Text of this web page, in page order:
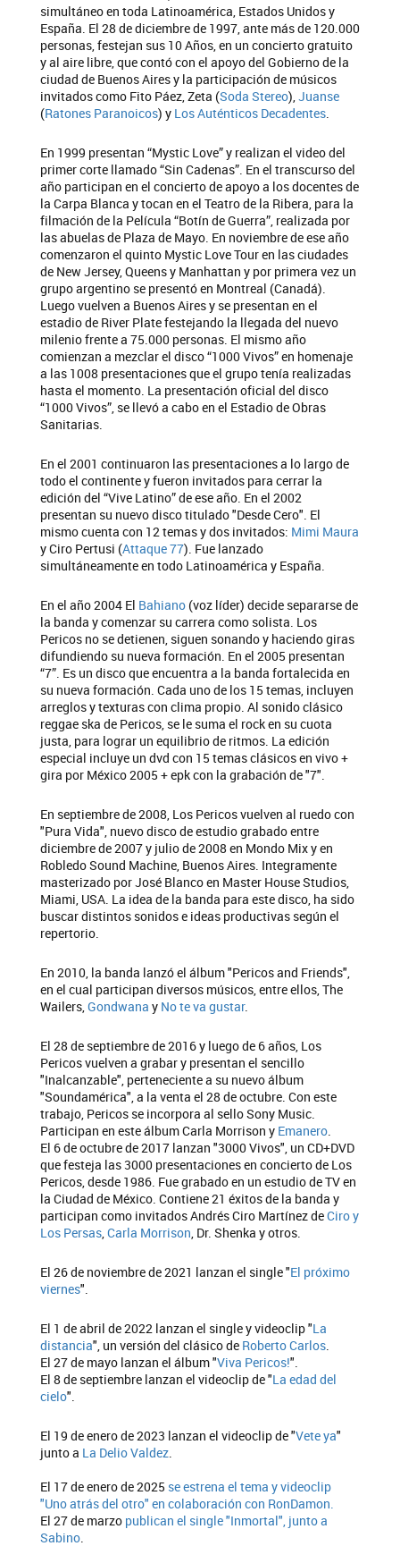
simultáneo en toda Latinoamérica, Estados Unidos y
España. El 28 de diciembre de 1997, ante más de 120.000
personas, festejan sus 10 Años, en un concierto gratuito
y al aire libre, que contó con el apoyo del Gobierno de la
ciudad de Buenos Aires y la participación de músicos
invitados como Fito Páez, Zeta (Soda Stereo),Juanse
(Ratones Paranoicos) y Los Auténticos Decadentes.
En 1999 presentan “Mystic Love” y realizan el video del
primer corte llamado “Sin Cadenas”. En el transcurso del
año participan en el concierto de apoyo a los docentes de
la Carpa Blanca y tocan en el Teatro de la Ribera, para la
filmación de la Película “Botín de Guerra”, realizada por
las abuelas de Plaza de Mayo. En noviembre de ese año
comenzaron el quinto Mystic Love Tour en las ciudades
de New Jersey, Queens y Manhattan y por primera vez un
grupo argentino se presentó en Montreal (Canadá).
Luego vuelven a Buenos Aires y se presentan en el
estadio de River Plate festejando la llegada del nuevo
milenio frente a 75.000 personas. El mismo año
comienzan a mezclar el disco “1000 Vivos” en homenaje
a las 1008 presentaciones que el grupo tenía realizadas
hasta el momento. La presentación oficial del disco
“1000 Vivos”, se llevó a cabo en el Estadio de Obras
Sanitarias.
En el 2001 continuaron las presentaciones a lo largo de
todo el continente y fueron invitados para cerrar la
edición del “Vive Latino” de ese año. En el 2002
presentan su nuevo disco titulado "Desde Cero". El
mismo cuenta con 12 temas y dos invitados: Mimi Maura
y Ciro Pertusi (Attaque 77). Fue lanzado
simultáneamente en todo Latinoamérica y España.
En el año 2004 El Bahiano (voz líder) decide separarse de
la banda y comenzar su carrera como solista. Los
Pericos no se detienen, siguen sonando y haciendo giras
difundiendo su nueva formación. En el 2005 presentan
“7”. Es un disco que encuentra a la banda fortalecida en
su nueva formación. Cada uno de los 15 temas, incluyen
arreglos y texturas con clima propio. Al sonido clásico
reggae ska de Pericos, se le suma el rock en su cuota
justa, para lograr un equilibrio de ritmos. La edición
especial incluye un dvd con 15 temas clásicos en vivo +
gira por México 2005 + epk con la grabación de "7".
En septiembre de 2008, Los Pericos vuelven al ruedo con
"Pura Vida", nuevo disco de estudio grabado entre
diciembre de 2007 y julio de 2008 en Mondo Mix y en
Robledo Sound Machine, Buenos Aires. Integramente
masterizado por José Blanco en Master House Studios,
Miami, USA. La idea de la banda para este disco, ha sido
buscar distintos sonidos e ideas productivas según el
repertorio.
En 2010, la banda lanzó el álbum "Pericos and Friends",
en el cual participan diversos músicos, entre ellos, The
Wailers,Gondwana y No te va gustar.
El 28 de septiembre de 2016 y luego de 6 años, Los
Pericos vuelven a grabar y presentan el sencillo
"Inalcanzable", perteneciente a su nuevo álbum
"Soundamérica", a la venta el 28 de octubre. Con este
trabajo, Pericos se incorpora al sello Sony Music.
Participan en este álbum Carla Morrison y Emanero.
El 6 de octubre de 2017 lanzan "3000 Vivos", un CD+DVD
que festeja las 3000 presentaciones en concierto de Los
Pericos, desde 1986. Fue grabado en un estudio de TV en
la Ciudad de México. Contiene 21 éxitos de la banda y
participan como invitados Andrés Ciro Martínez deCiro y
Los Persas,Carla Morrison, Dr. Shenka y otros.
El 26 de noviembre de 2021 lanzan el single "El próximo
viernes".
El 1 de abril de 2022 lanzan el single y videoclip "La
distancia", un versión del clásico de Roberto Carlos.
El 27 de mayo lanzan el álbum "Viva Pericos!".
El 8 de septiembre lanzan el videoclip de "La edad del
cielo".
El 19 de enero de 2023 lanzan el videoclip de "Vete ya"
junto a La Delio Valdez.
El 17 de enero de 2025 se estrena el tema y videoclip
"Uno atrás del otro" en colaboración con RonDamon.
El 27 de marzo publican el single "Inmortal", junto a
Sabino.